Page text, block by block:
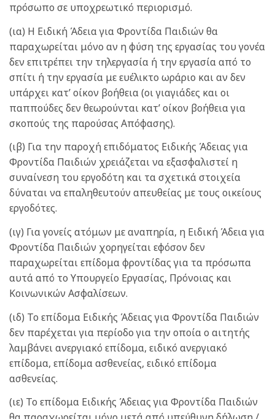
πρόσωπο σε υποχρεωτικό περιορισμό.
(ια) Η Ειδική Άδεια για Φροντίδα Παιδιών θα
παραχωρείται μόνο αν η φύση της εργασίας του γονέα
δεν επιτρέπει την τηλεργασία ή την εργασία από το
σπίτι ή την εργασία με ευέλικτο ωράριο και αν δεν
υπάρχει κατ’ οίκον βοήθεια (οι γιαγιάδες και οι
παππούδες δεν θεωρούνται κατ’ οίκον βοήθεια για
σκοπούς της παρούσας Απόφασης).
(ιβ) Για την παροχή επιδόματος Ειδικής Άδειας για
Φροντίδα Παιδιών χρειάζεται να εξασφαλιστεί η
συναίνεση του εργοδότη και τα σχετικά στοιχεία
δύναται να επαληθευτούν απευθείας με τους οικείους
εργοδότες.
(ιγ) Για γονείς ατόμων με αναπηρία, η Ειδική Άδεια για
Φροντίδα Παιδιών χορηγείται εφόσον δεν
παραχωρείται επίδομα φροντίδας για τα πρόσωπα
αυτά από το Υπουργείο Εργασίας, Πρόνοιας και
Κοινωνικών Ασφαλίσεων.
(ιδ) Το επίδομα Ειδικής Άδειας για Φροντίδα Παιδιών
δεν παρέχεται για περίοδο για την οποία ο αιτητής
λαμβάνει ανεργιακό επίδομα, ειδικό ανεργιακό
επίδομα, επίδομα ασθενείας, ειδικό επίδομα
ασθενείας.
(ιε) Το επίδομα Ειδικής Άδειας για Φροντίδα Παιδιών